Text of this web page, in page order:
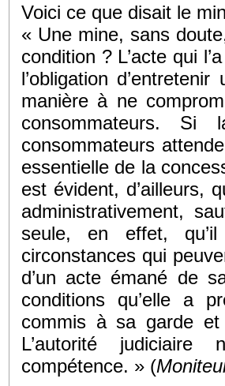
Voici ce que disait le
« Une mine, sans
condition ? L’acte qui
l’obligation
manière à ne
consommateurs.
consommateurs
essentielle de la
est évident, d’ailleurs,
administrativement,
seule, en effet,
circonstances qui
d’un acte émané de
conditions qu’elle a
commis à sa garde et
L’autorité
compétence. » (